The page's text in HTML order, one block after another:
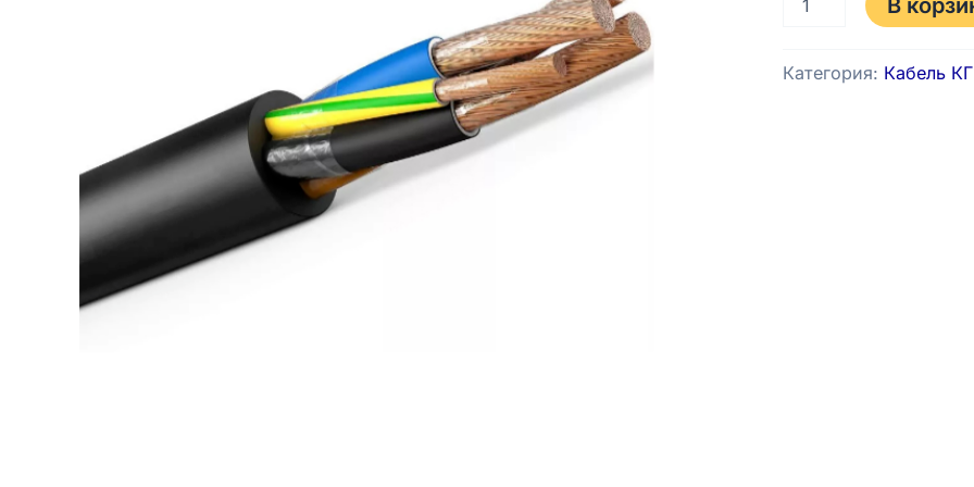
В
Категория: Кабель КГ